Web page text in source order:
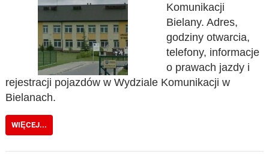
Komunikacji
Bielany. Adres,
godziny otwarcia,
telefony, informacje
o prawach jazdy i
rejestracji pojazdów w Wydziale Komunikacji w
Bielanach.
WIĘCEJ...